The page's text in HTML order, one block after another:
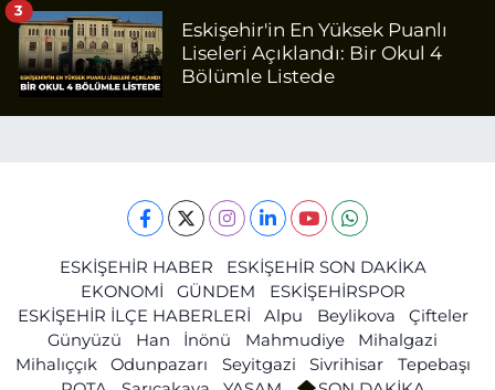
Eskişehir'in En Yüksek Puanlı
Liseleri Açıklandı: Bir Okul 4
Bölümle Listede
3
ESKİŞEHİR HABER
ESKİŞEHİR SON DAKİKA
EKONOMİ
GÜNDEM
ESKİŞEHİRSPOR
ESKİŞEHİR İLÇE HABERLERİ
Alpu Beylikova
Çifteler
Günyüzü
Han İnönü Mahmudiye
Mihalgazi
Mihalıççık
Odunpazarı Seyitgazi Sivrihisar
Tepebaşı